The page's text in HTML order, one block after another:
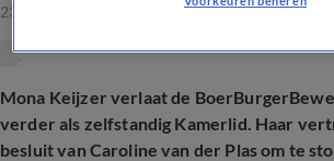
23 feb 2026, 19:42
Mona Keijzer verlaat de
verder als zelfstandig Kamerlid. Haar
besluit van Caroline van der Plas om te